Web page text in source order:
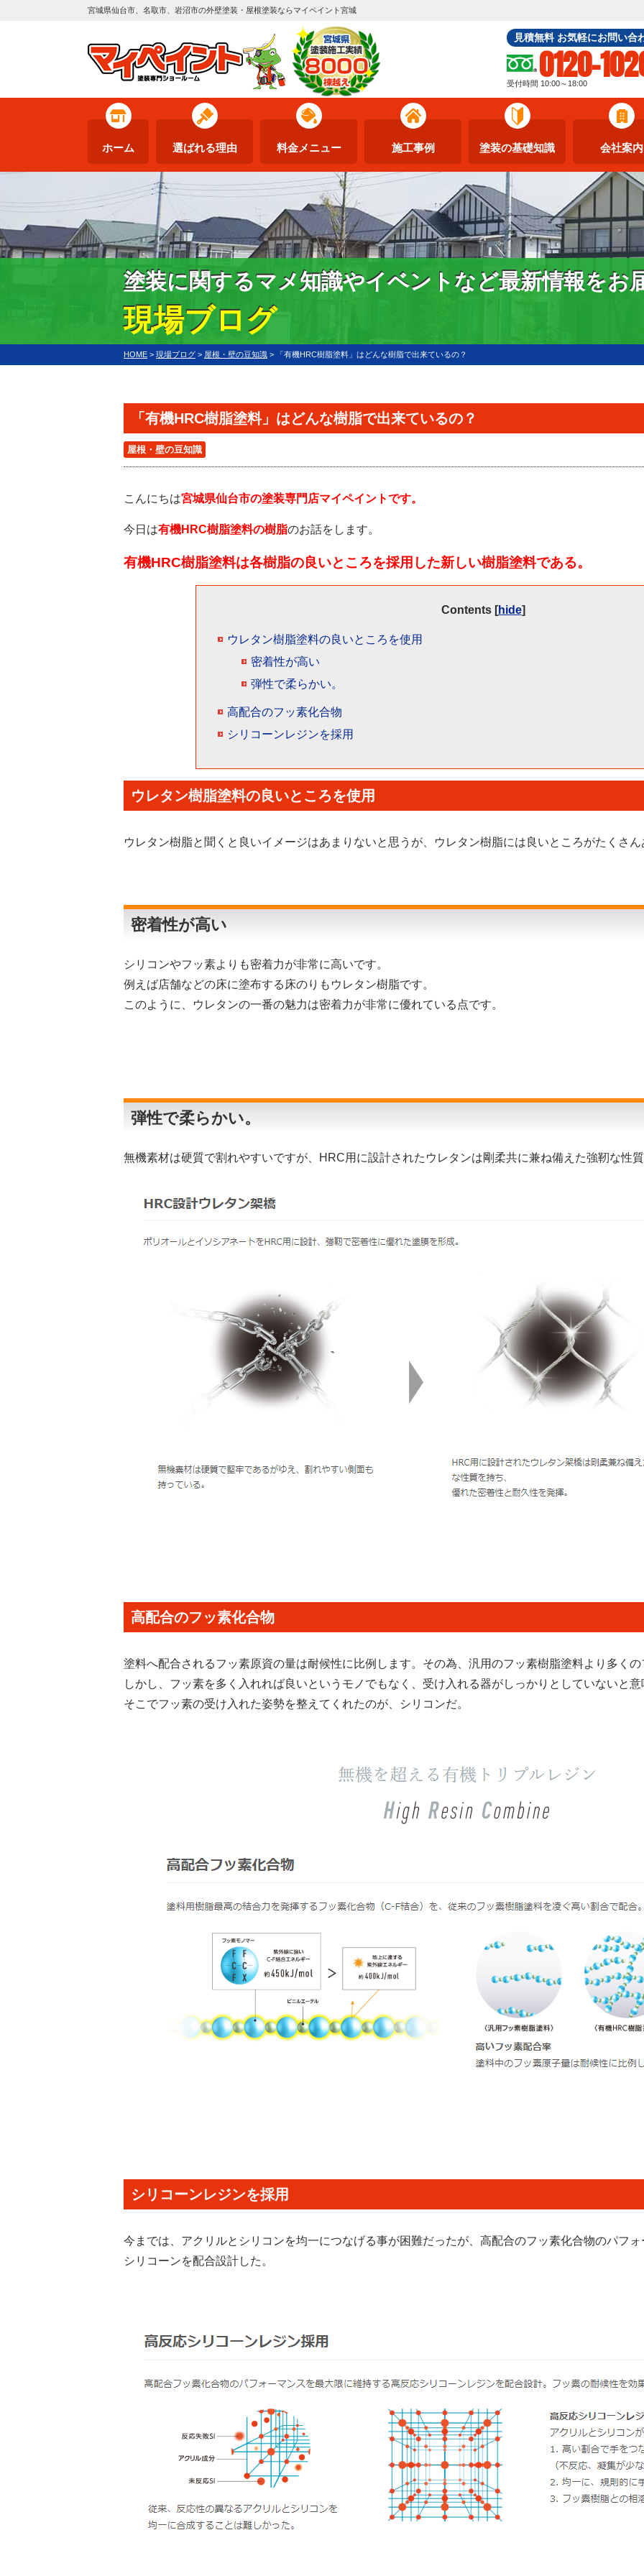
宮城県仙台市、名取市、岩沼市の外壁塗装・屋根塗装ならマイペイント宮城
見積無料 お気軽にお問い合
0120-
受付時間 10:00～18:00
ホーム 選ばれる理由 料金メニュー 施工事例 塗装の基礎知識 会社案内
塗装に関するマメ知識やイベントなど最新情報をお
現場ブログ
HOME > 現場ブログ > 屋根・壁の豆知識 > 「有機HRC樹脂塗料」はどんな樹脂で出来ているの？
「有機HRC樹脂塗料」はどんな樹脂で出来ているの？
屋根・壁の豆知識
こんにちは宮城県仙台市の塗装専門店マイペイントです。
今日は有機HRC樹脂塗料の樹脂のお話をします。
有機HRC樹脂塗料は各樹脂の良いところを採用した新しい樹脂塗料である。
Contents [hide]
ウレタン樹脂塗料の良いところを使用
密着性が高い
弾性で柔らかい。
高配合のフッ素化合物
シリコーンレジンを採用
ウレタン樹脂塗料の良いところを使用
ウレタン樹脂と聞くと良いイメージはあまりないと思うが、ウレタン樹脂には良いところがたくさん
密着性が高い
シリコンやフッ素よりも密着力が非常に高いです。
例えば店舗などの床に塗布する床のりもウレタン樹脂です。
このように、ウレタンの一番の魅力は密着力が非常に優れている点です。
弾性で柔らかい。
無機素材は硬質で割れやすいですが、HRC用に設計されたウレタンは剛柔共に兼ね備えた強靭な性
高配合のフッ素化合物
塗料へ配合されるフッ素原資の量は耐候性に比例します。その為、汎用のフッ素樹脂塗料より多く
しかし、フッ素を多く入れれば良いというモノでもなく、受け入れる器がしっかりとしていないと
そこでフッ素の受け入れた姿勢を整えてくれたのが、シリコンだ。
シリコーンレジンを採用
今までは、アクリルとシリコンを均一につなげる事が困難だったが、高配合のフッ素化合物のパフ
シリコーンを配合設計した。